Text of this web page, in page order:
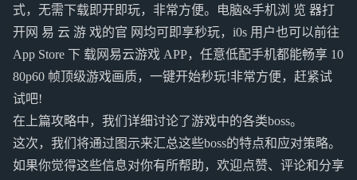
式，无需下载即开即玩，非常方便。电脑&手机浏 览 器打
开网 易 云 游 戏的官 网均可即享秒玩，i0s 用户也可以前往
App Store 下 载网易云游戏 APP，任意低配手机都能畅享 10
80p60 帧顶级游戏画质，一键开始秒玩!非常方便，赶紧试
试吧!
在上篇攻略中，我们详细讨论了游戏中的各类boss。
这次，我们将通过图示来汇总这些boss的特点和应对策略。
如果你觉得这些信息对你有所帮助，欢迎点赞、评论和分享